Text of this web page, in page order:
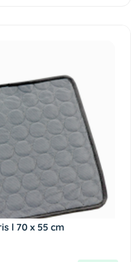
l 70 x 55 cm